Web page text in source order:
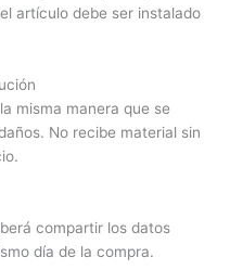
artículo debe ser instalado
misma manera que se
No recibe material sin
compartir los datos
día de la compra.